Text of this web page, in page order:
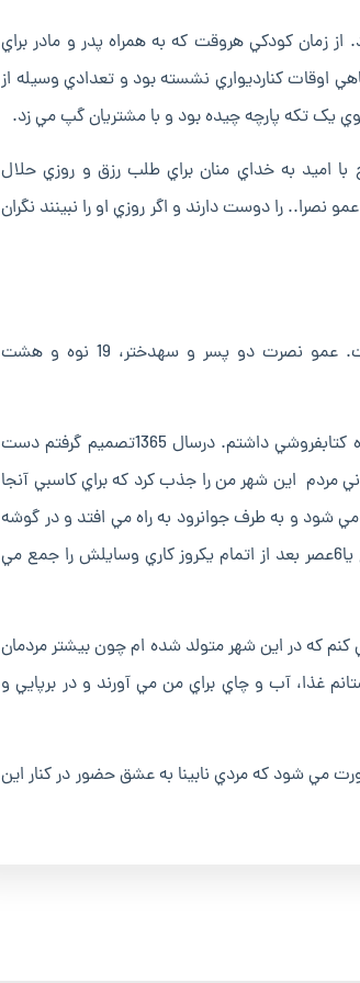
زمان کودکي هروقت که به همراه پدر و مادر براي
اوقات کنارديواري نشسته بود و تعدادي وسيله از
يک تکه پارچه چيده بود و با مشتريان گپ مي زد.
اميد به خداي منان براي طلب رزق و روزي حلال
نصرا.. را دوست دارند و اگر روزي او را نبينند نگران
او مي گويد: “قبل از انقلاب دريکي از محله هاي قديم کرمانشاه به نام فيض آباد مغازه کتابفروشي داشتم. درسال 1365تصميم گرفتم دست
مردم اين شهر من را جذب کرد که براي کاسبي آنجا
سوار ميني بوس مي شود و به طرف جوانرود به راه مي افتد و در گوشه
اي از راسته ي بازارميوه فروش ها به دستفروشي اجناس مشغول مي شود وساعت پنج يا6عصر بعد از اتمام يکروز کاري وسايلش را جمع مي
که در اين شهر متولد شده ام چون بيشتر مردمان
غذا، آب و چاي براي من مي آورند و در برپايي و
مي شود که مردي نابينا به عشق حضور در کنار اين